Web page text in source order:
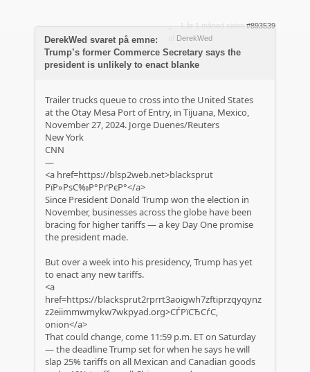
1 år 1 måned siden #893539
DerekWed
DerekWed svaret på emne:
Trump’s former Commerce Secretary says the
president is unlikely to enact blanke
Trailer trucks queue to cross into the United States
at the Otay Mesa Port of Entry, in Tijuana, Mexico,
November 27, 2024. Jorge Duenes/Reuters
New York
CNN
—
<a href=https://blsp2web.net>blacksprut
РїР»РѕС‰Р°РґРєР°</a>
Since President Donald Trump won the election in
November, businesses across the globe have been
bracing for higher tariffs — a key Day One promise
the president made.
But over a week into his presidency, Trump has yet
to enact any new tariffs.
<a
href=https://blacksprut2rprrt3aoigwh7zftiprzqyqynz
z2eiimmwmykw7wkpyad.org>СЃРїСЂСѓС‚
onion</a>
That could change, come 11:59 p.m. ET on Saturday
— the deadline Trump set for when he says he will
slap 25% tariffs on all Mexican and Canadian goods